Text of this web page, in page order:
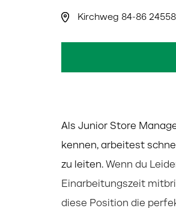
Kirchweg 84-86
Als Junior Store
kennen, arbeitest
zu leiten. Wenn du
Einarbeitungszeit
diese Position die